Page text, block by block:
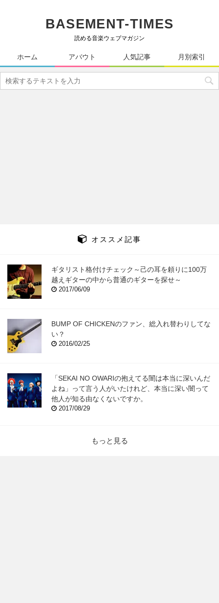
BASEMENT-TIMES
読める音楽ウェブマガジン
ホーム アバウト 人気記事 月別索引
オススメ記事
ギタリスト格付けチェック～己の耳を頼りに100万
越えギターの中から普通のギターを探せ～
2017/06/09
BUMP OF CHICKENのファン、総入れ替わりしてな
い？
2016/02/25
「SEKAI NO OWARIの抱えてる闇は本当に深いんだ
よね」って言う人がいたけれど、本当に深い闇って
他人が知る由なくないですか。
2017/08/29
もっと見る